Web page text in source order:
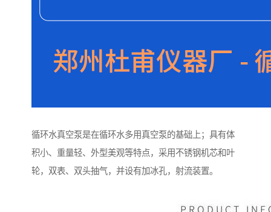
循环水真空泵是在循环水多用真空泵的基础上；具有体
积小、重量轻、外型美观等特点，采用不锈钢机芯和叶
轮，双表、双头抽气，并设有加冰孔，射流装置。